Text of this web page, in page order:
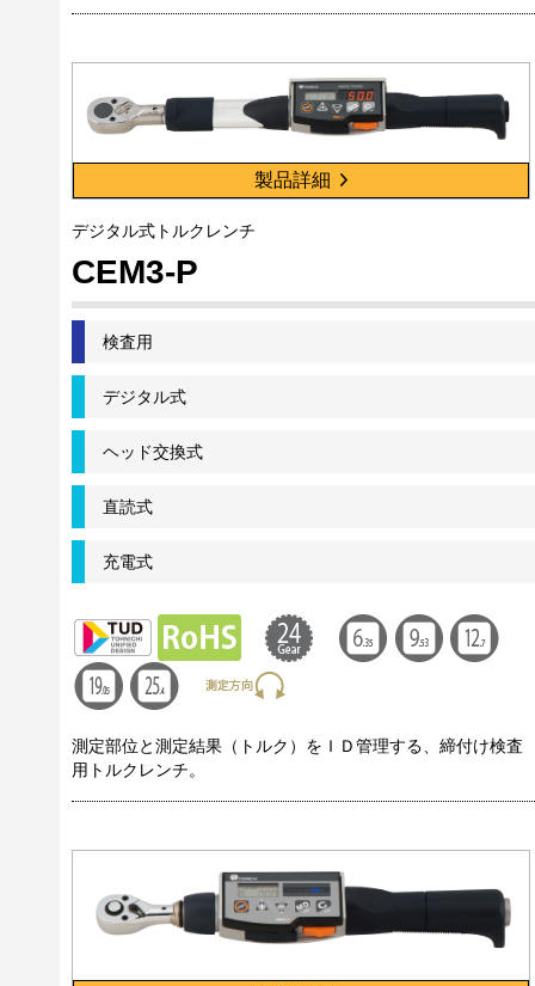
製品詳細
デジタル式トルクレンチ
CEM3-P
検査用
デジタル式
ヘッド交換式
直読式
充電式
測定部位と測定結果（トルク）をＩＤ管理する、締付け検査
用トルクレンチ。